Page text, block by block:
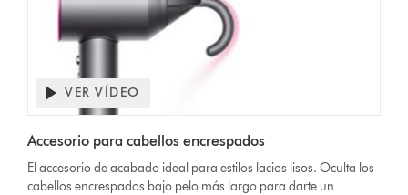
VER VÍDEO
Accesorio para cabellos encrespados
El accesorio de acabado ideal para estilos lacios lisos. Oculta los
cabellos encrespados bajo pelo más largo para darte un